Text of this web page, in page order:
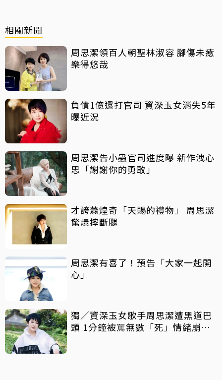
相關新聞
周思潔領百人朝聖林淑容 腳傷未癒
樂得悠哉
負債1億還打官司 資深玉女消失5年
曝近況
周思潔告小蟲官司進度曝 新作洩心
思「謝謝你的勇敢」
才誇蕭煌奇「天賜的禮物」 周思潔
驚爆摔斷腿
周思潔有喜了！預告「大家一起開
心」
獨／資深玉女歌手周思潔遭黑道巴
頭 1分鐘被罵無數「死」情緒崩